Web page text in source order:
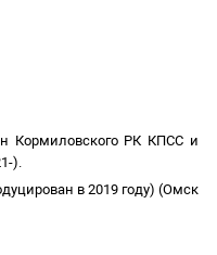
Кормиловского РК КПСС и
).
в 2019 году)(Омск